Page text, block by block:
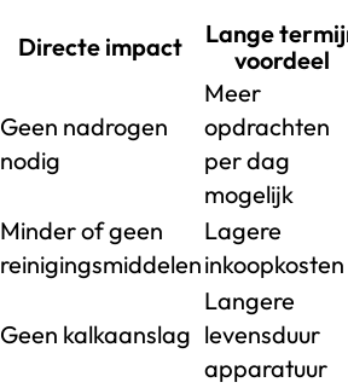
Directe impact
Lange
voordeel
Geen nadrogen
nodig
Meer
opdrachten
per dag
mogelijk
Minder of geen
reinigingsmiddelen
Lagere
inkoopkosten
Geen kalkaanslag
Langere
levensduur
apparatuur